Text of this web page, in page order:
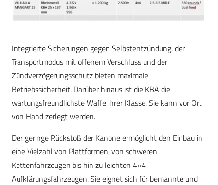
Integrierte Sicherungen gegen Selbstentzündung, der
Transportmodus mit offenem Verschluss und der
Zündverzögerungsschutz bieten maximale
Betriebssicherheit. Darüber hinaus ist die KBA die
wartungsfreundlichste Waffe ihrer Klasse. Sie kann vor Ort
von Hand zerlegt werden.
Der geringe Rückstoß der Kanone ermöglicht den Einbau in
eine Vielzahl von Plattformen, von schweren
Kettenfahrzeugen bis hin zu leichten 4×4-
Aufklärungsfahrzeugen. Sie eignet sich für bemannte und